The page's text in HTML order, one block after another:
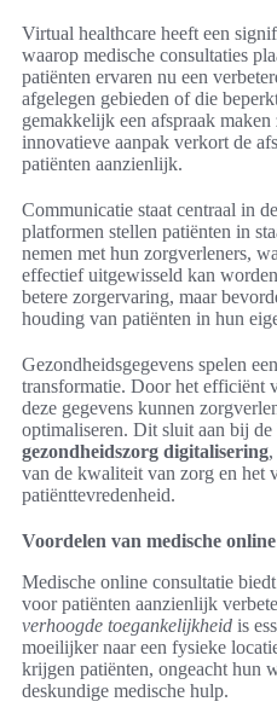
Virtual healthcare heeft een
waarop medische consultaties
patiënten ervaren nu een
afgelegen gebieden of die
gemakkelijk een afspraak
innovatieve aanpak verkort de
patiënten aanzienlijk.
Communicatie staat centraal in
platformen stellen patiënten in
nemen met hun zorgverleners,
effectief uitgewisseld kan
betere zorgervaring, maar
houding van patiënten in hun
Gezondheidsgegevens spelen
transformatie. Door het efficiënt
deze gegevens kunnen
optimaliseren. Dit sluit aan bij de
gezondheidszorg digitalisering
van de kwaliteit van zorg en het
patiënttevredenheid.
Voordelen van medische
Medische online consultatie
voor patiënten aanzienlijk
verhoogde toegankelijkheid is
moeilijker naar een fysieke
krijgen patiënten, ongeacht hun
deskundige medische hulp.